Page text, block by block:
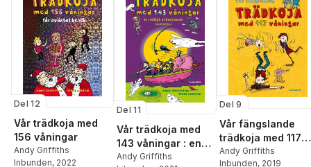
Del 12
Vår trädkoja med
156 våningar
Andy Griffiths
Inbunden, 2022
Del 11
Vår trädkoja med
143 våningar : en
ruskigt
Andy Griffiths
Del 9
Vår fängslande
trädkoja med 117
våningar
Andy Griffiths
Inbunden, 2019